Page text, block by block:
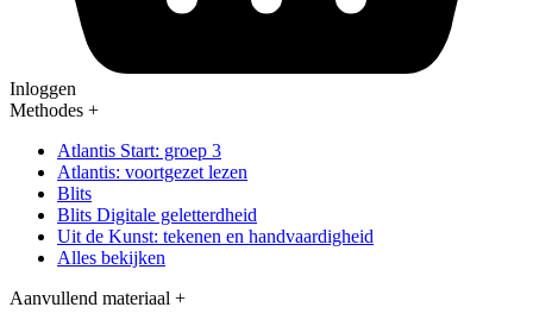
Inloggen
Methodes +
Atlantis Start: groep 3
Atlantis: voortgezet lezen
Blits
Blits Digitale geletterdheid
Uit de Kunst: tekenen en handvaardigheid
Alles bekijken
Aanvullend materiaal +